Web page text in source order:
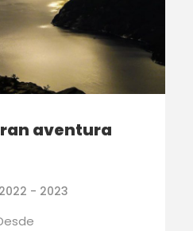
aventura
- 2023